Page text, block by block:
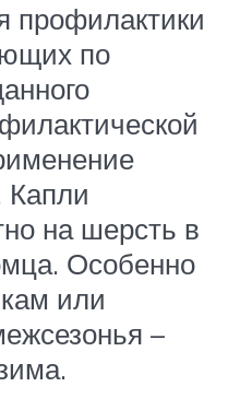
профилактики
по
Капли
на шерсть в
Особенно
или
–